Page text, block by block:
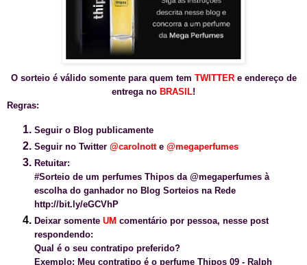
O sorteio é válido somente para quem tem TWITTERe endereço de
entrega no BRASIL!
Regras:
Seguir o Blog publicamente
Seguir no Twitter @carolnotte @megaperfumes
Retuitar:
#Sorteio de um perfumes Thipos da @megaperfumes à
escolha do ganhador no Blog Sorteios na Rede
http://bit.ly/eGCVhP
Deixar somente UM comentário por pessoa, nesse post
respondendo:
Qual é o seu contratipo preferido?
Exemplo: Meu contratipo é o perfume Thipos 09 - Ralph